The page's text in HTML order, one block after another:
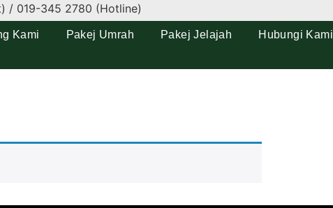
/ 019-345 2780 (Hotline)
Kami Pakej Umrah Pakej Jelajah Hubungi Kami